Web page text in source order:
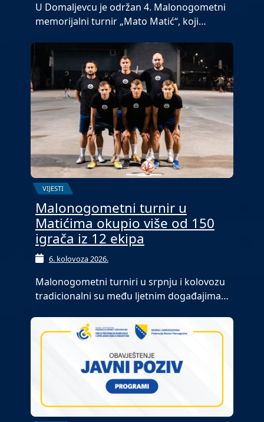
U Domaljevcu je održan 4. Malonogometni
memorijalni turnir „Mato Matić“, koji…
VIJESTI
Malonogometni turnir u
Matićima okupio više od 150
igrača iz 12 ekipa
6. kolovoza 2026.
Malonogometni turniri u srpnju i kolovozu
tradicionalni su među ljetnim događajima…